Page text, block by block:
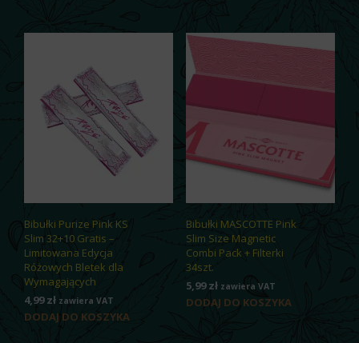
Bibułki Purize Pink KS
Slim 32+10 Gratis –
Limitowana Edycja
Różowych Bletek dla
Wymagających
4,99zł zawiera VAT
DODAJ DO KOSZYKA
Bibułki MASCOTTE Pink
Slim Size Magnetic
Combi Pack + Filterki
34szt.
5,99zł zawiera VAT
DODAJ DO KOSZYKA